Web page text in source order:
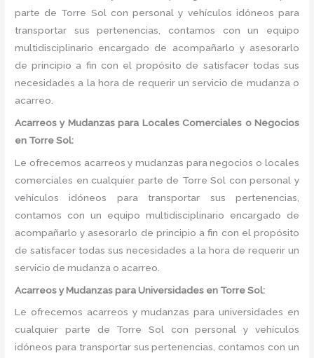
parte de Torre Sol con personal y vehículos idóneos para
transportar sus pertenencias, contamos con un equipo
multidisciplinario encargado de acompañarlo y asesorarlo
de principio a fin con el propósito de satisfacer todas sus
necesidades a la hora de requerir un servicio de mudanza o
acarreo.
Acarreos y Mudanzas para Locales Comerciales o Negocios
en Torre Sol:
Le ofrecemos acarreos y mudanzas para negocios o locales
comerciales en cualquier parte de Torre Sol con personal y
vehículos idóneos para transportar sus pertenencias,
contamos con un equipo multidisciplinario encargado de
acompañarlo y asesorarlo de principio a fin con el propósito
de satisfacer todas sus necesidades a la hora de requerir un
servicio de mudanza o acarreo.
Acarreos y Mudanzas para Universidades en Torre Sol:
Le ofrecemos acarreos y mudanzas para universidades en
cualquier parte de Torre Sol con personal y vehículos
idóneos para transportar sus pertenencias, contamos con un